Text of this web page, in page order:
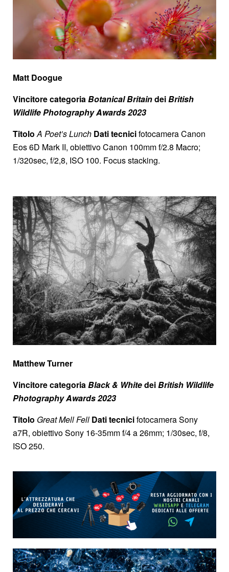
Matt Doogue
Vincitore categoriaBotanical BritaindeiBritish
Wildlife Photography Awards 2023
Titolo A Poet’s Lunch Dati tecnicifotocamera Canon
Eos 6D Mark II, obiettivo Canon 100mm f/2.8 Macro;
1/320sec, f/2,8, ISO 100. Focus stacking.
Matthew Turner
Vincitore categoriaBlack & WhitedeiBritish Wildlife
Photography Awards 2023
Titolo Great Mell Fell Dati tecnicifotocamera Sony
a7R, obiettivo Sony 16-35mm f/4 a 26mm; 1/30sec, f/8,
ISO 250.